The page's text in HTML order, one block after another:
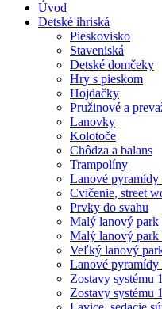
Úvod
Detské ihriská
Pieskovisko
Staveniská
Detské domčeky
Hry s pieskom
Hojdačky
Pružinové a
Lanovky
Kolotoče
Chôdza a balans
Trampolíny
Lanové
Cvičenie, street
Prvky do svahu
Malý lanový
Malý lanový
Veľký lanový
Lanové
Zostavy systému
Zostavy systému